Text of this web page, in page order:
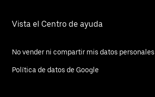
Vista el Centro de ayuda
No vender ni compartir mis datos personales
Política de datos de Google